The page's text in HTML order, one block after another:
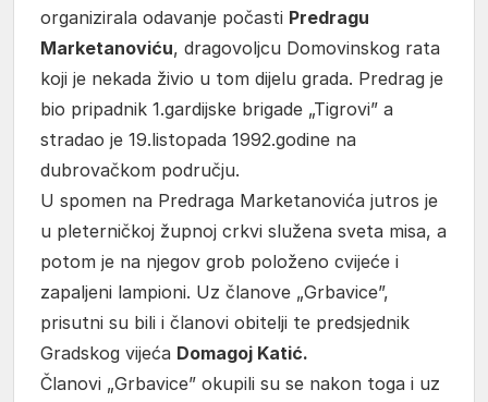
organizirala odavanje počasti Predragu
Marketanoviću, dragovoljcu Domovinskog rata
koji je nekada živio u tom dijelu grada. Predrag je
bio pripadnik 1.gardijske brigade „Tigrovi” a
stradao je 19.listopada 1992.godine na
dubrovačkom području.
U spomen na Predraga Marketanovića jutros je
u pleterničkoj župnoj crkvi služena sveta misa, a
potom je na njegov grob položeno cvijeće i
zapaljeni lampioni. Uz članove „Grbavice”,
prisutni su bili i članovi obitelji te predsjednik
Gradskog vijeća Domagoj Katić.
Članovi „Grbavice” okupili su se nakon toga i uz